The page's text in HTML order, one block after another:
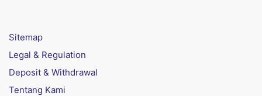
Sitemap
Legal & Regulation
Deposit & Withdrawal
Tentang Kami